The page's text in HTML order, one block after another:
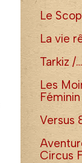
Le
La vie
Tarkiz /
Les
Féminin
Versus
Circus